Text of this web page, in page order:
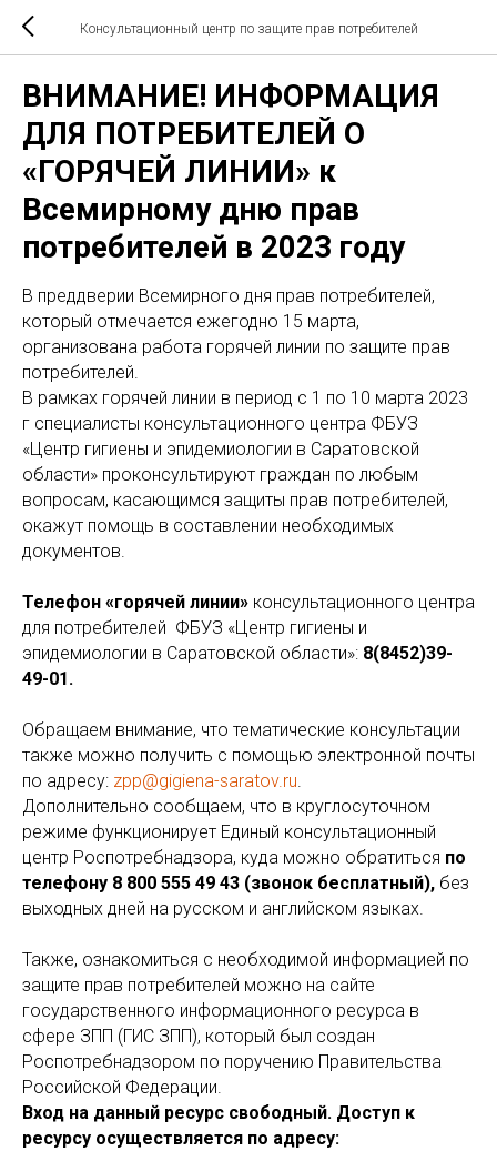
Консультационный центр по защите прав потребителей
ВНИМАНИЕ! ИНФОРМАЦИЯ
ДЛЯ ПОТРЕБИТЕЛЕЙ О
«ГОРЯЧЕЙ ЛИНИИ» к
Всемирному дню прав
потребителей в 2023 году
В преддверии Всемирного дня прав потребителей,
который отмечается ежегодно 15 марта,
организована работа горячей линии по защите прав
потребителей.
В рамках горячей линии в период с 1 по 10 марта 2023
г специалисты консультационного центра ФБУЗ
«Центр гигиены и эпидемиологии в Саратовской
области» проконсультируют граждан по любым
вопросам, касающимся защиты прав потребителей,
окажут помощь в составлении необходимых
документов.
Телефон «горячей линии» консультационного центра
для потребителей ФБУЗ «Центр гигиены и
эпидемиологии в Саратовской области»: 8(8452)39-
49-01.
Обращаем внимание, что тематические консультации
также можно получить с помощью электронной почты
по адресу: zpp@gigiena-saratov.ru.
Дополнительно сообщаем, что в круглосуточном
режиме функционирует Единый консультационный
центр Роспотребнадзора, куда можно обратиться по
телефону 8 800 555 49 43 (звонок бесплатный), без
выходных дней на русском и английском языках.
Также, ознакомиться с необходимой информацией по
защите прав потребителей можно на сайте
государственного информационного ресурса в
сфере ЗПП (ГИС ЗПП), который был создан
Роспотребнадзором по поручению Правительства
Российской Федерации.
Вход на данный ресурс свободный. Доступ к
ресурсу осуществляется по адресу: